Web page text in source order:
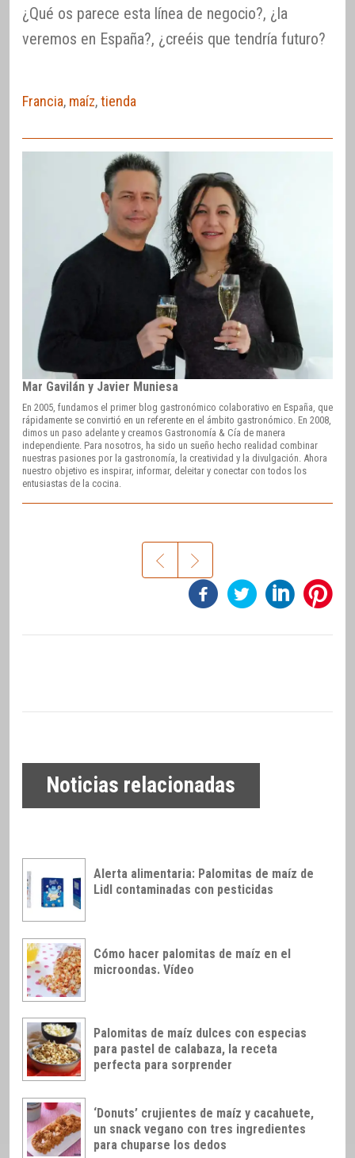
¿Qué os parece esta línea de negocio?, ¿la
veremos en España?, ¿creéis que tendría futuro?
Francia, maíz,tienda
Mar Gavilán y Javier Muniesa
En 2005, fundamos el primer blog gastronómico colaborativo en España, que
rápidamente se convirtió en un referente en el ámbito gastronómico. En 2008,
dimos un paso adelante y creamos Gastronomía & Cía de manera
independiente. Para nosotros, ha sido un sueño hecho realidad combinar
nuestras pasiones por la gastronomía, la creatividad y la divulgación. Ahora
nuestro objetivo es inspirar, informar, deleitar y conectar con todos los
entusiastas de la cocina.
Noticias relacionadas
Alerta alimentaria: Palomitas de maíz de
Lidl contaminadas con pesticidas
Cómo hacer palomitas de maíz en el
microondas. Vídeo
Palomitas de maíz dulces con especias
para pastel de calabaza, la receta
perfecta para sorprender
‘Donuts’ crujientes de maíz y cacahuete,
un snack vegano con tres ingredientes
para chuparse los dedos